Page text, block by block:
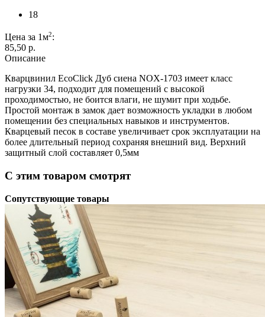
18
Цена за 1м2:
85,50 p.
Описание
Кварцвинил EcoClick Дуб сиена NOX-1703 имеет класс
нагрузки 34, подходит для помещений с высокой
проходимостью, не боится влаги, не шумит при ходьбе.
Простой монтаж в замок дает возможность укладки в любом
помещении без специальных навыков и инструментов.
Кварцевый песок в составе увеличивает срок эксплуатации на
более длительный период сохраняя внешний вид. Верхний
защитный слой составляет 0,5мм
С этим товаром смотрят
Сопутствующие товары